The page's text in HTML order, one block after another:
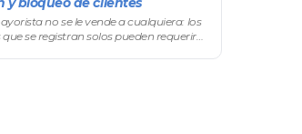
no se le vende a cualquiera: los
se registran solos pueden requerir